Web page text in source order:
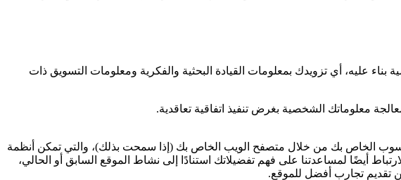
عليه، أي تزويدك بمعلومات القيادة البحثية والفكرية ومعلومات التسويق ذات
معلوماتك الشخصية بغرض تنفيذ اتفاقية تعاقدية.
الخاص بك من خلال متصفح الويب الخاص بك (إذا سمحت بذلك)، والتي تمكن أنظمة
أيضًا لمساعدتنا على فهم تفضيلاتك استنادًا إلى نشاط الموقع السابق أو الحالي،
تقديم تجارب أفضل للموقع.